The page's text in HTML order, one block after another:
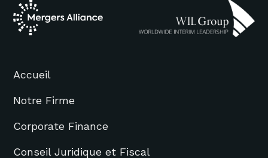
Accueil
Notre Firme
Corporate Finance
Conseil Juridique et Fiscal